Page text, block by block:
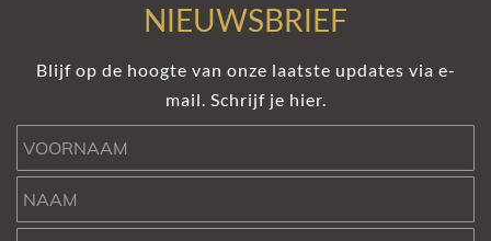
NIEUWSBRIEF
Blijf op de hoogte van onze laatste updates via e-
mail. Schrijf je hier.